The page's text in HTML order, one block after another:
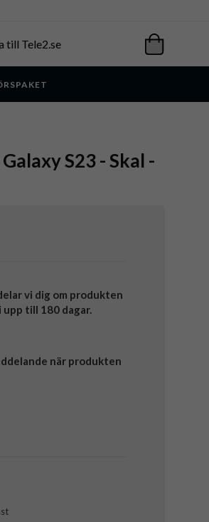
till Tele2.se
S23 - Skal -
vi dig om produkten
upp till 180 dagar.
när produkten